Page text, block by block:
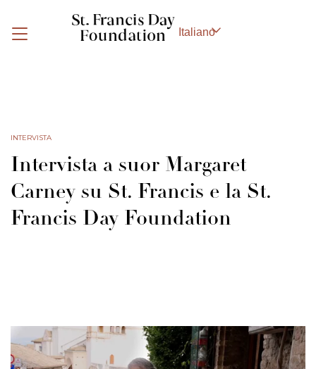
MENU
Italiano
INTERVISTA
Intervista a suor Margaret
Carney su St. Francis e la St.
Francis Day Foundation